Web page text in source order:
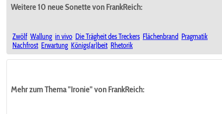
Weitere 10 neue Sonette von FrankReich:
Zwölf Wallung in vivo Die Trägheit des Treckers Flächenbrand Pragmatik
Nachfrost Erwartung Königs(ar)beit Rhetorik
Mehr zum Thema "Ironie" von FrankReich: